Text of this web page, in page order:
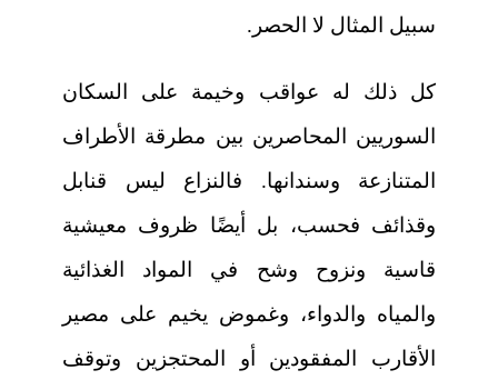
سبيل المثال لا الحصر.
كل ذلك له عواقب وخيمة على السكان
السوريين المحاصرين بين مطرقة الأطراف
المتنازعة وسندانها. فالنزاع ليس قنابل
وقذائف فحسب، بل أيضًا ظروف معيشية
قاسية ونزوح وشح في المواد الغذائية
والمياه والدواء، وغموض يخيم على مصير
الأقارب المفقودين أو المحتجزين وتوقف